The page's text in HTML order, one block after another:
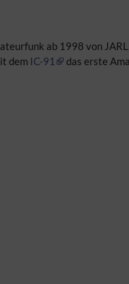
ab 1998 von
dem IC-91
das erste